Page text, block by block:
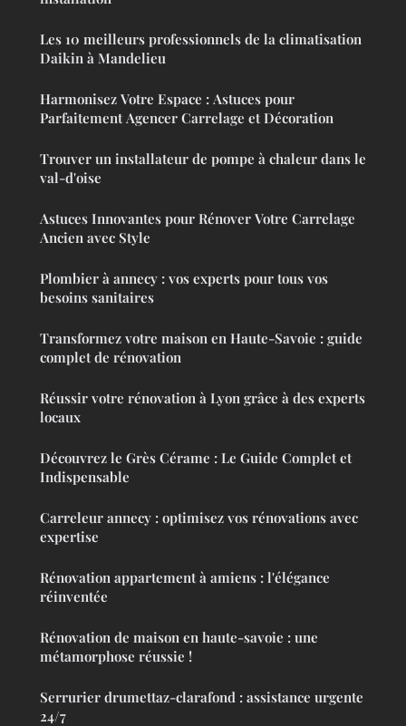
Les 10 meilleurs professionnels de la climatisation
Daikin à Mandelieu
Harmonisez Votre Espace : Astuces pour
Parfaitement Agencer Carrelage et Décoration
Trouver un installateur de pompe à chaleur dans le
val-d'oise
Astuces Innovantes pour Rénover Votre Carrelage
Ancien avec Style
Plombier à annecy : vos experts pour tous vos
besoins sanitaires
Transformez votre maison en Haute-Savoie : guide
complet de rénovation
Réussir votre rénovation à Lyon grâce à des experts
locaux
Découvrez le Grès Cérame : Le Guide Complet et
Indispensable
Carreleur annecy : optimisez vos rénovations avec
expertise
Rénovation appartement à amiens : l'élégance
réinventée
Rénovation de maison en haute-savoie : une
métamorphose réussie !
Serrurier drumettaz-clarafond : assistance urgente
24/7